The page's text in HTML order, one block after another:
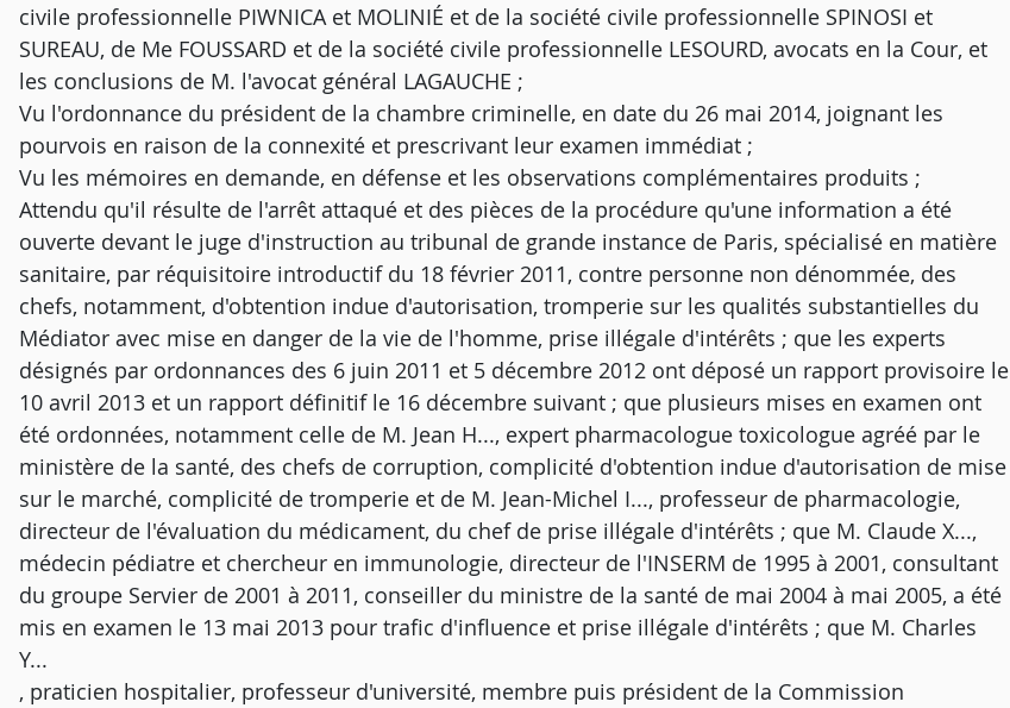
civile professionnelle PIWNICA et MOLINIÉ et de la société civile professionnelle SPINOSI et
SUREAU, de Me FOUSSARD et de la société civile professionnelle LESOURD, avocats en la Cour, et
les conclusions de M. l'avocat général LAGAUCHE ;
Vu l'ordonnance du président de la chambre criminelle, en date du 26 mai 2014, joignant les
pourvois en raison de la connexité et prescrivant leur examen immédiat ;
Vu les mémoires en demande, en défense et les observations complémentaires produits ;
Attendu qu'il résulte de l'arrêt attaqué et des pièces de la procédure qu'une information a été
ouverte devant le juge d'instruction au tribunal de grande instance de Paris, spécialisé en matière
sanitaire, par réquisitoire introductif du 18 février 2011, contre personne non dénommée, des
chefs, notamment, d'obtention indue d'autorisation, tromperie sur les qualités substantielles du
Médiator avec mise en danger de la vie de l'homme, prise illégale d'intérêts ; que les experts
désignés par ordonnances des 6 juin 2011 et 5 décembre 2012 ont déposé un rapport provisoire le
10 avril 2013 et un rapport définitif le 16 décembre suivant ; que plusieurs mises en examen ont
été ordonnées, notamment celle de M. Jean H..., expert pharmacologue toxicologue agréé par le
ministère de la santé, des chefs de corruption, complicité d'obtention indue d'autorisation de mise
sur le marché, complicité de tromperie et de M. Jean-Michel I..., professeur de pharmacologie,
directeur de l'évaluation du médicament, du chef de prise illégale d'intérêts ; que M. Claude X...,
médecin pédiatre et chercheur en immunologie, directeur de l'INSERM de 1995 à 2001, consultant
du groupe Servier de 2001 à 2011, conseiller du ministre de la santé de mai 2004 à mai 2005, a été
mis en examen le 13 mai 2013 pour trafic d'influence et prise illégale d'intérêts ; que M. Charles
Y...
, praticien hospitalier, professeur d'université, membre puis président de la Commission